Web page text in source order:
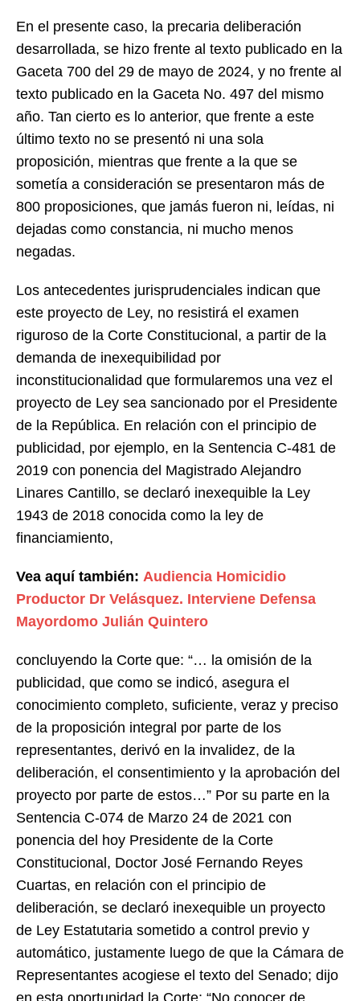
En el presente caso, la precaria deliberación
desarrollada, se hizo frente al texto publicado en la
Gaceta 700 del 29 de mayo de 2024, y no frente al
texto publicado en la Gaceta No. 497 del mismo
año. Tan cierto es lo anterior, que frente a este
último texto no se presentó ni una sola
proposición, mientras que frente a la que se
sometía a consideración se presentaron más de
800 proposiciones, que jamás fueron ni, leídas, ni
dejadas como constancia, ni mucho menos
negadas.
Los antecedentes jurisprudenciales indican que
este proyecto de Ley, no resistirá el examen
riguroso de la Corte Constitucional, a partir de la
demanda de inexequibilidad por
inconstitucionalidad que formularemos una vez el
proyecto de Ley sea sancionado por el Presidente
de la República. En relación con el principio de
publicidad, por ejemplo, en la Sentencia C-481 de
2019 con ponencia del Magistrado Alejandro
Linares Cantillo, se declaró inexequible la Ley
1943 de 2018 conocida como la ley de
financiamiento,
Vea aquí también: Audiencia Homicidio
Productor Dr Velásquez. Interviene Defensa
Mayordomo Julián Quintero
concluyendo la Corte que: “… la omisión de la
publicidad, que como se indicó, asegura el
conocimiento completo, suficiente, veraz y preciso
de la proposición integral por parte de los
representantes, derivó en la invalidez, de la
deliberación, el consentimiento y la aprobación del
proyecto por parte de estos…” Por su parte en la
Sentencia C-074 de Marzo 24 de 2021 con
ponencia del hoy Presidente de la Corte
Constitucional, Doctor José Fernando Reyes
Cuartas, en relación con el principio de
deliberación, se declaró inexequible un proyecto
de Ley Estatutaria sometido a control previo y
automático, justamente luego de que la Cámara de
Representantes acogiese el texto del Senado; dijo
en esta oportunidad la Corte: “No conocer de